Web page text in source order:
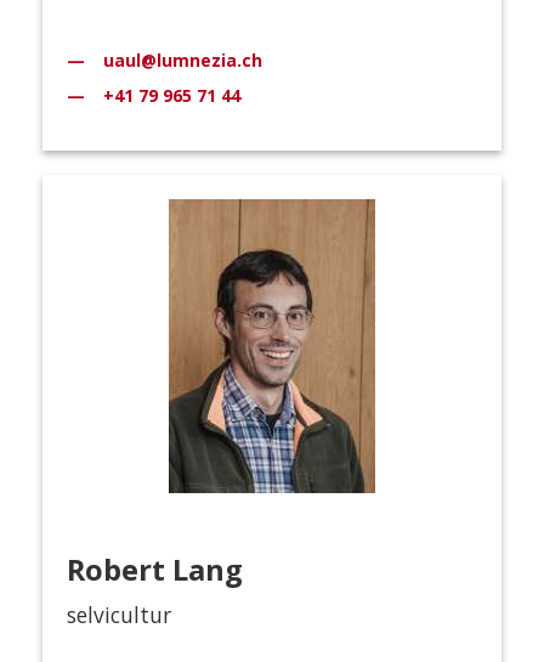
uaul@lumnezia.ch
+41 79 965 71 44
Robert Lang
selvicultur